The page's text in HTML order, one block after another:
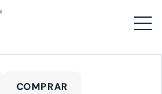
COMPRAR